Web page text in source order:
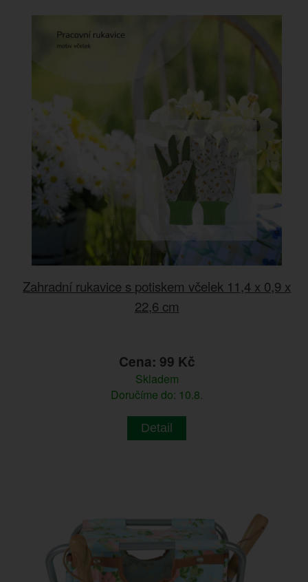
Zahradní rukavice s potiskem včelek 11,4 x 0,9 x
22,6 cm
Cena: 99 Kč
Skladem
Doručíme do: 10.8.
Detail